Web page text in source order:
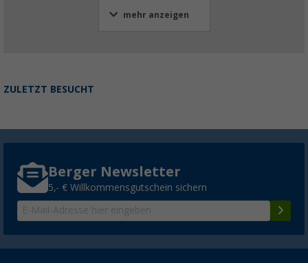
mehr anzeigen
ZULETZT BESUCHT
Berger Newsletter
5,- € Willkommensgutschein sichern